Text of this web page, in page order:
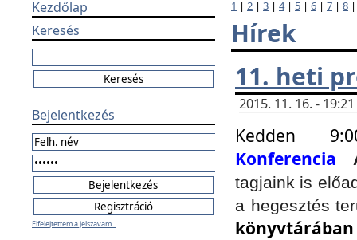
Kezdőlap
Keresés
Bejelentkezés
Elfelejtettem a jelszavam...
1 | 2 | 3 | 4| 5 | 6 | 7 | 8
Hírek
11. heti
2015. 11. 16. -
Kedden
Konferencia
tagjaink is
a hegesztés
könyvtárában